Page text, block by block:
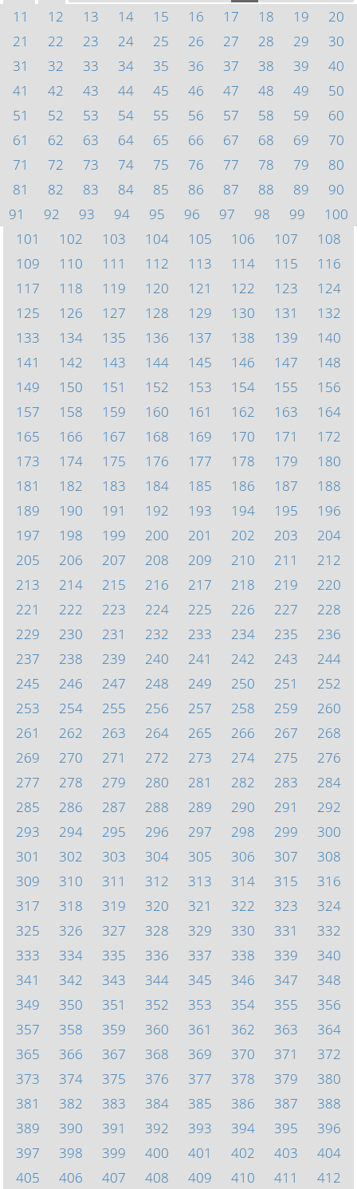
11
12 13 14 15 16 17 18 19
20
21
22 23 24 25 26 27 28 29
30
31
32 33 34 35 36 37 38 39
40
41
42 43 44 45 46 47 48 49
50
51
52 53 54 55 56 57 58 59
60
61
62 63 64 65 66 67 68 69
70
71
72 73 74 75 76 77 78 79
80
81
82 83 84 85 86 87 88 89
90
91
92 93 94 95 96 97 98 99
100
101
102 103 104 105 106 107
108
109
110 111 112 113 114 115
116
117
118 119 120 121 122 123
124
125
126 127 128 129 130 131
132
133
134 135 136 137 138 139
140
141
142 143 144 145 146 147
148
149
150 151 152 153 154 155
156
157
158 159 160 161 162 163
164
165
166 167 168 169 170 171
172
173
174 175 176 177 178 179
180
181
182 183 184 185 186 187
188
189
190 191 192 193 194 195
196
197
198 199 200 201 202 203
204
205
206 207 208 209 210 211
212
213
214 215 216 217 218 219
220
221
222 223 224 225 226 227
228
229
230 231 232 233 234 235
236
237
238 239 240 241 242 243
244
245
246 247 248 249 250 251
252
253
254 255 256 257 258 259
260
261
262 263 264 265 266 267
268
269
270 271 272 273 274 275
276
277
278 279 280 281 282 283
284
285
286 287 288 289 290 291
292
293
294 295 296 297 298 299
300
301
302 303 304 305 306 307
308
309
310 311 312 313 314 315
316
317
318 319 320 321 322 323
324
325
326 327 328 329 330 331
332
333
334 335 336 337 338 339
340
341
342 343 344 345 346 347
348
349
350 351 352 353 354 355
356
357
358 359 360 361 362 363
364
365
366 367 368 369 370 371
372
373
374 375 376 377 378 379
380
381
382 383 384 385 386 387
388
389
390 391 392 393 394 395
396
397
398 399 400 401 402 403
404
405
406 407 408 409 410 411 412